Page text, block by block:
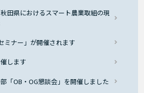
田県におけるスマート農業取組の現
ミナー」が開催されます
します
「OB・OG懇談会」を開催しました